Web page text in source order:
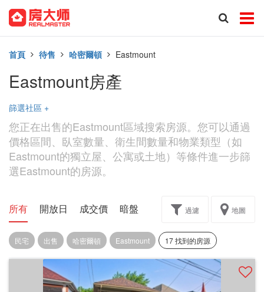
首頁 待售 哈密爾頓 Eastmount
Eastmount房產
篩選社區 +
您正在出售的Eastmount區域搜索房源。您可以通過
價格區間、臥室數量、衛生間數量和物業類型（如
Eastmount的獨立屋、公寓或土地）等條件進一步篩
選Eastmount的房源。
所有 開放日 成交價 暗盤 樓花轉讓過濾 地圖
民宅 出售 哈密爾頓 Eastmount 17 找到的房源